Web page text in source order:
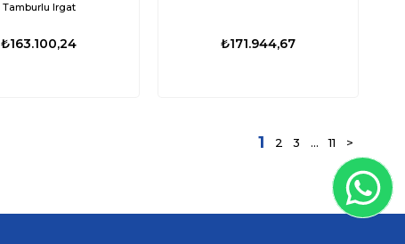
Tamburlu Irgat
₺163.100,24 ₺171.944,67
1 2 3 ... 11 >